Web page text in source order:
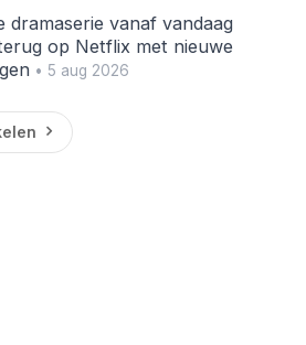
dramaserie vanaf vandaag
op Netflix met nieuwe
• 5 aug 2026